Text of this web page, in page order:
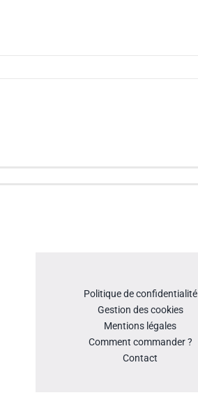
Politique de confidentialité
Gestion des cookies
Mentions légales
Comment commander ?
Contact